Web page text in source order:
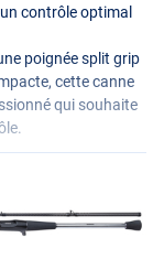
contrôle optimal
poignée split grip
cette canne
qui souhaite